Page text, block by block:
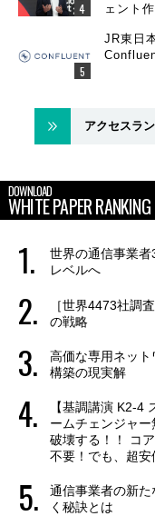
ェント作
JR東日
アクセスラ
DOWNLOAD
WHITE PAPER RANKING
世界の通信事業
レベルへ
［世界4473社調
の戦略
高価な専用ネッ
構築の現実解
【基調講演 K2-4
ームチェンジャ
破壊する！！ コ
不要！でも、超
通信事業者の新
く秘訣とは